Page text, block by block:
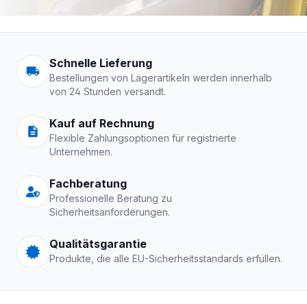
Arbeitskleidung |
Schnelle Lieferung
Bestellungen von Lagerartikeln werden innerhalb
von 24 Stunden versandt.
Kauf auf Rechnung
Flexible Zahlungsoptionen für registrierte
Unternehmen.
Fachberatung
Professionelle Beratung zu
Sicherheitsanforderungen.
Qualitätsgarantie
Produkte, die alle EU-Sicherheitsstandards erfüllen.